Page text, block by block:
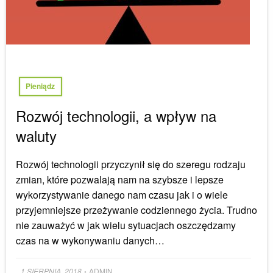
Pieniądz
Rozwój technologii, a wpływ na
waluty
Rozwój technologii przyczynił się do szeregu rodzaju
zmian, które pozwalają nam na szybsze i lepsze
wykorzystywanie danego nam czasu jak i o wiele
przyjemniejsze przeżywanie codziennego życia. Trudno
nie zauważyć w jak wielu sytuacjach oszczędzamy
czas na w wykonywaniu danych…
Posted
1 SIERPNIA, 2018 • ADMIN